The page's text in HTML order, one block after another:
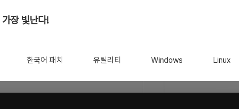
장 빛난다!
한국어 패치 유틸리티 Windows Linux